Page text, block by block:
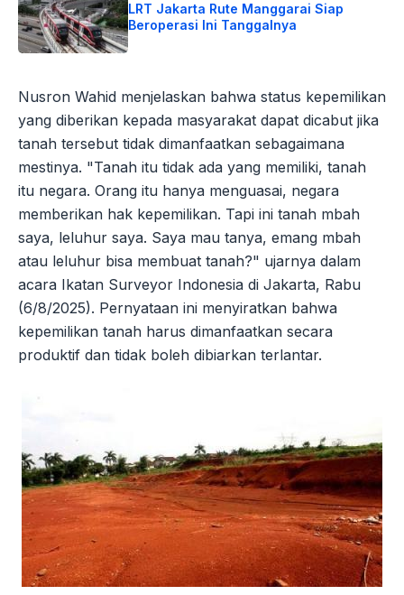
LRT Jakarta Rute Manggarai Siap
Beroperasi Ini Tanggalnya
Nusron Wahid menjelaskan bahwa status kepemilikan
yang diberikan kepada masyarakat dapat dicabut jika
tanah tersebut tidak dimanfaatkan sebagaimana
mestinya. "Tanah itu tidak ada yang memiliki, tanah
itu negara. Orang itu hanya menguasai, negara
memberikan hak kepemilikan. Tapi ini tanah mbah
saya, leluhur saya. Saya mau tanya, emang mbah
atau leluhur bisa membuat tanah?" ujarnya dalam
acara Ikatan Surveyor Indonesia di Jakarta, Rabu
(6/8/2025). Pernyataan ini menyiratkan bahwa
kepemilikan tanah harus dimanfaatkan secara
produktif dan tidak boleh dibiarkan terlantar.